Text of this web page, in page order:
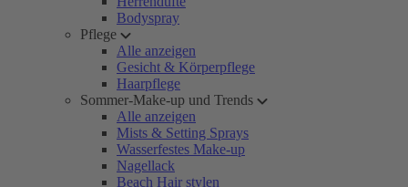
Bodyspray
Pflege
Alle anzeigen
Gesicht & Körperpflege
Haarpflege
Sommer-Make-up und Trends
Alle anzeigen
Mists & Setting Sprays
Wasserfestes Make-up
Nagellack
Beach Hair stylen